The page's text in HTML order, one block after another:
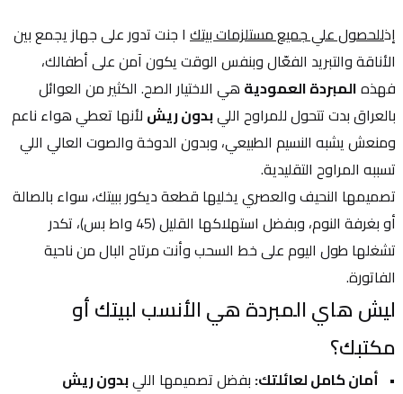
إذللحصول علي جميع مستلزمات بيتك
فهذه المبردة العمودية
بالعراق بدت تتحول للمراوح اللي بدون ريش
تسببه المراوح التقليدية.
أو بغرفة النوم، وبفضل استهلاكها القليل (45 واط بس)، تكدر
الفاتورة.
مكتبك؟
أمان كامل لعائلتك: بفضل تصميمها اللي بدون ريش